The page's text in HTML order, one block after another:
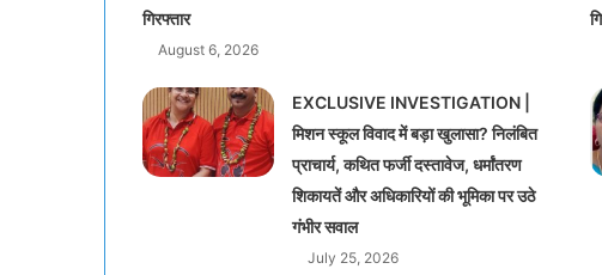
गिरफ्तार
August 6, 2026
EXCLUSIVE INVESTIGATION |
मिशन स्कूल विवाद में बड़ा खुलासा? निलंबित
प्राचार्य, कथित फर्जी दस्तावेज, धर्मांतरण
शिकायतें और अधिकारियों की भूमिका पर उठे
गंभीर सवाल
July 25, 2026